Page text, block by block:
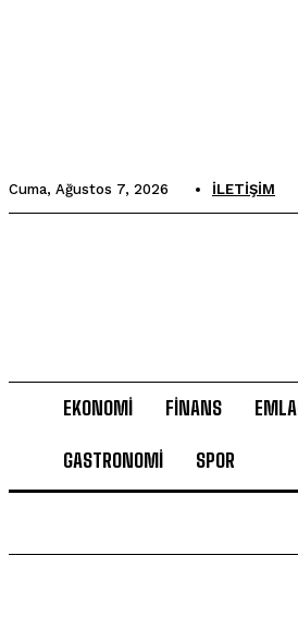
Cuma, Ağustos 7, 2026 İLETIŞIM
EKONOMİ FİNANS
GASTRONOMİ SPOR